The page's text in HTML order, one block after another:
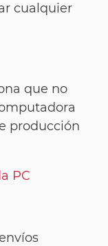
cualquier
que no
producción
PC